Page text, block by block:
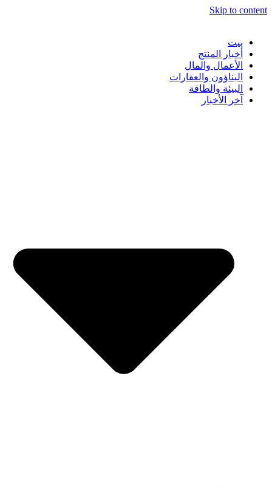
Skip to content
بيت
أخبار المنتج
الأعمال والمال
البناؤون والعقارات
البيئة والطاقة
آخر الأخبار